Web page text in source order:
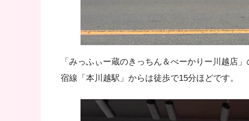
「みっふぃー蔵のきっちん＆べーかりー川越店
宿線「本川越駅」からは徒歩で15分ほどです。